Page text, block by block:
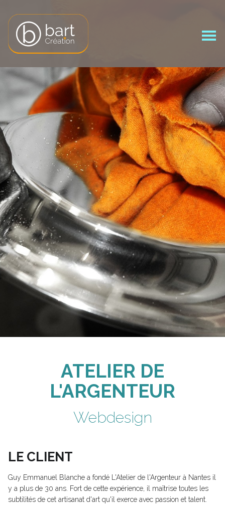
ATELIER DE
L'ARGENTEUR
Webdesign
LE CLIENT
Guy Emmanuel Blanche a fondé L'Atelier de l'Argenteur à Nantes il
y a plus de 30 ans. Fort de cette expérience, il maîtrise toutes les
subtilités de cet artisanat d'art qu'il exerce avec passion et talent.